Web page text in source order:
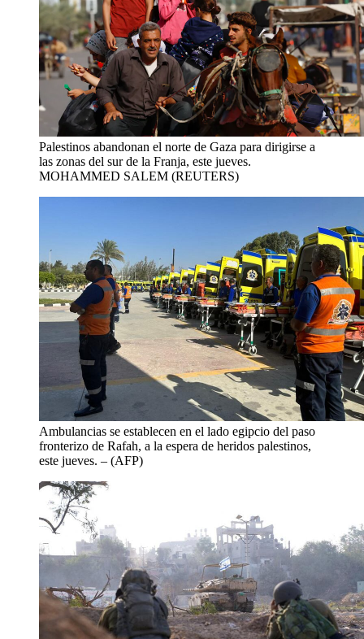
Palestinos abandonan el norte de Gaza para dirigirse a
las zonas del sur de la Franja, este jueves.
MOHAMMED SALEM (REUTERS)
Ambulancias se establecen en el lado egipcio del paso
fronterizo de Rafah, a la espera de heridos palestinos,
este jueves. – (AFP)